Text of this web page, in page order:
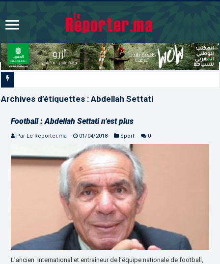
Archives d’étiquettes :Abdellah Settati
Football : Abdellah Settati n’est plus
Par Le Reporter.ma 01/04/2018 Sport 0
L’ancien international et entraîneur de l’équipe nationale de football,